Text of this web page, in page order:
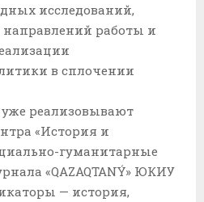
исследований,
работы и
в сплочении
реализовывают
«История и
гуманитарные
«QAZAQTANÝ» ЮКИУ
— история,